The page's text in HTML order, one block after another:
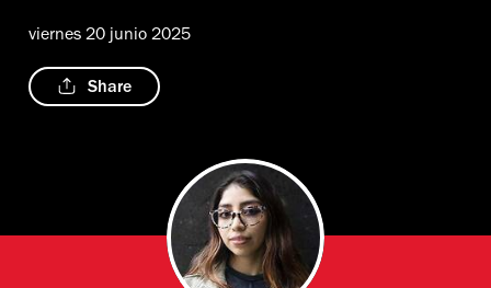
viernes 20 junio 2025
Share